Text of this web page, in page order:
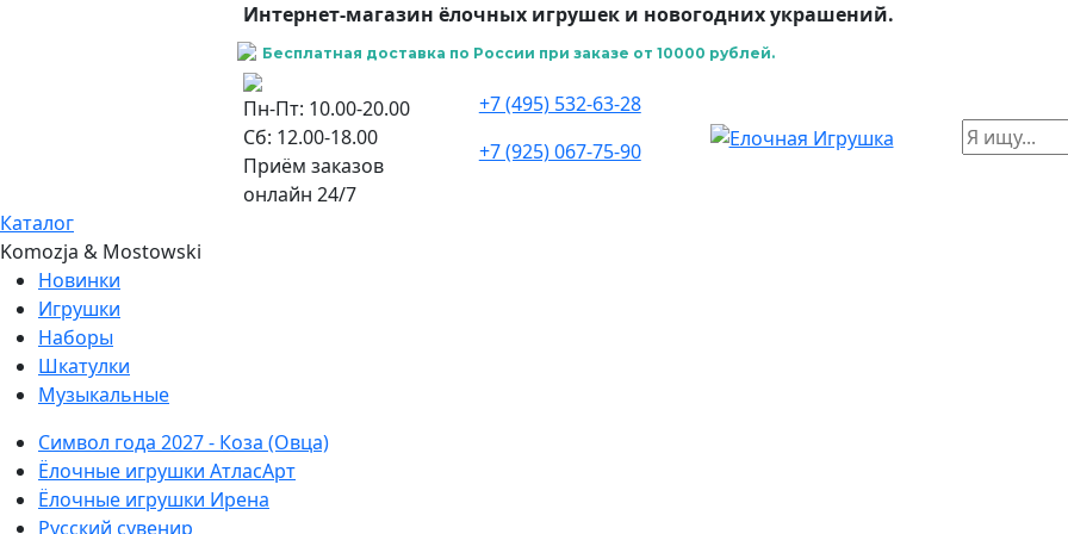
Интернет-магазин ёлочных игрушек и новогодних украшений.
Бесплатная доставка по России при заказе от 10000 рублей.
Пн-Пт: 10.00-20.00
Сб: 12.00-18.00
Приём заказов
онлайн 24/7
+7 (495) 532-63-28
+7 (925) 067-75-90
Каталог
Komozja & Mostowski
Новинки
Игрушки
Наборы
Шкатулки
Музыкальные
Символ года 2027 - Коза (Овца)
Ёлочные игрушки АтласАрт
Ёлочные игрушки Ирена
Русский сувенир